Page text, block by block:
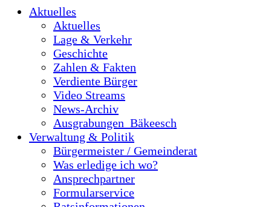
Aktuelles
Aktuelles
Lage & Verkehr
Geschichte
Zahlen & Fakten
Verdiente Bürger
Video Streams
News-Archiv
Ausgrabungen_Bäkeesch
Verwaltung & Politik
Bürgermeister / Gemeinderat
Was erledige ich wo?
Ansprechpartner
Formularservice